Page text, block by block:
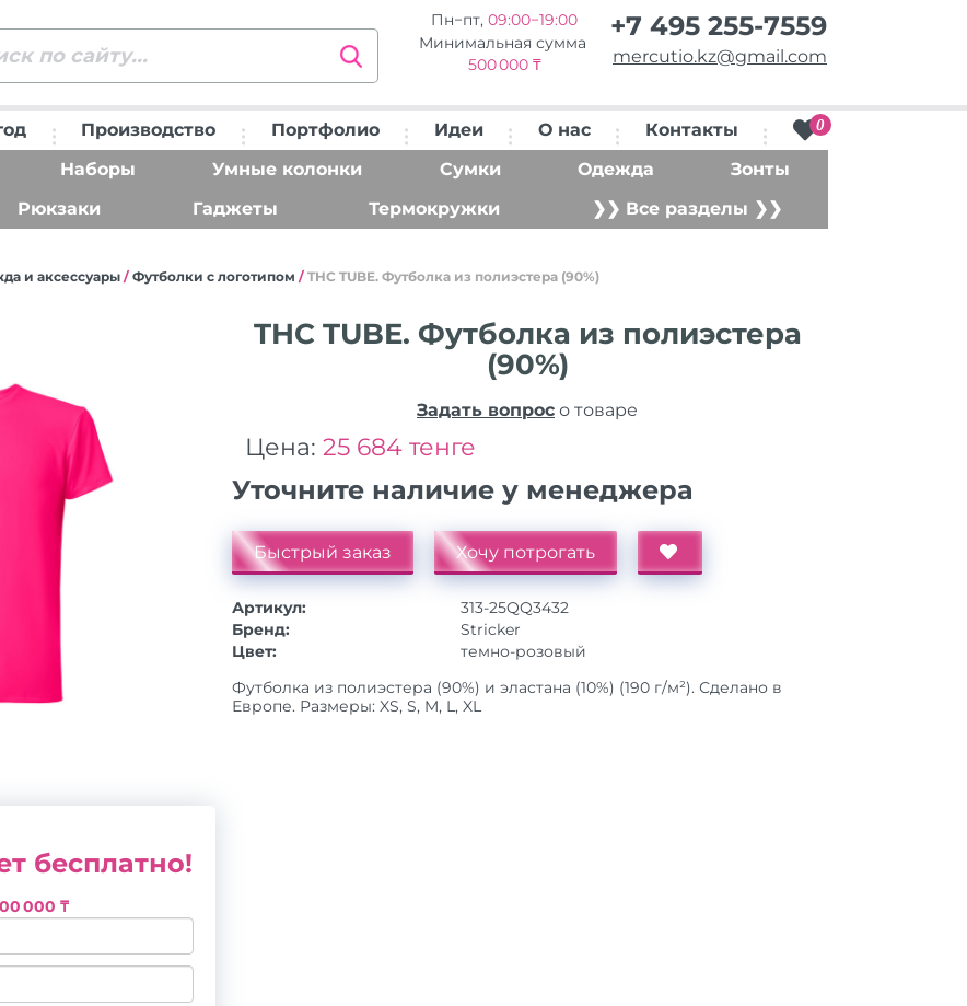
Пн−пт, 09:00−19:00
Минимальная сумма
500 000 ₸
+7 495 255-7559
mercutio.kz@gmail.com
Производство Портфолио Идеи О нас Контакты 0
Наборы Умные колонки Сумки Одежда
Зонты
Рюкзаки Гаджеты Термокружки ❯❯ Все разделы ❯❯
и аксессуары / Футболки с логотипом / THC TUBE. Футболка из полиэстера (90%)
бесплатно!
000 ₸
THC TUBE. Футболка из полиэстера
(90%)
Задать вопрос о товаре
Цена: 25 684 тенге
Уточните наличие у менеджера
Быстрый заказ Хочу потрогать
Артикул:
313-25QQ3432
Бренд:
Stricker
Цвет:
темно-розовый
Футболка из полиэстера (90%) и эластана (10%) (190 г/м²). Сделано в
Европе. Размеры: XS, S, M, L, XL